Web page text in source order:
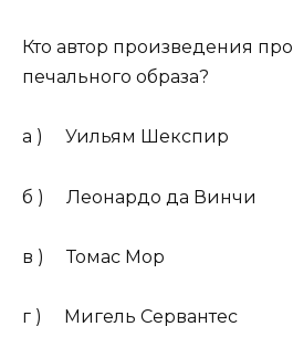
Кто автор произведения
печального образа?
а ) Уильям Шекспир
б ) Леонардо да Винчи
в ) Томас Мор
г ) Мигель Сервантес